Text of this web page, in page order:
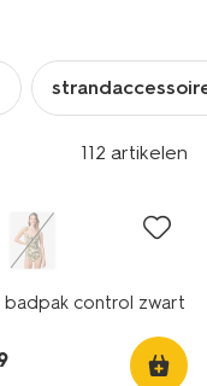
112 artikelen
badpak control zwart